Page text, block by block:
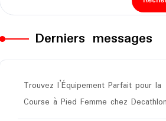
Derniers messages
Trouvez l’Équipement Parfait pour la
Course à Pied Femme chez Decathlon